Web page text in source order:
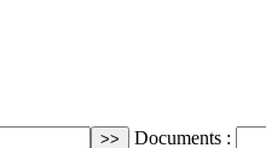
Documents :